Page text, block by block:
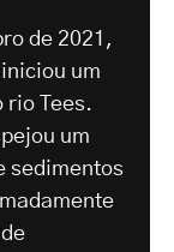
de 2021,
iniciou um
rio Tees.
um
sedimentos